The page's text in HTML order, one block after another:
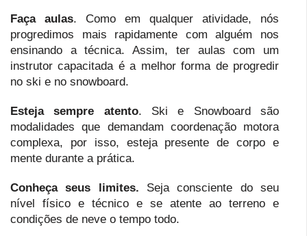
Faça aulas. Como em qualquer atividade, nós
progredimos mais rapidamente com alguém nos
ensinando a técnica. Assim, ter aulas com um
instrutor capacitada é a melhor forma de progredir
no ski e no snowboard.
Esteja sempre atento. Ski e Snowboard são
modalidades que demandam coordenação motora
complexa, por isso, esteja presente de corpo e
mente durante a prática.
Conheça seus limites. Seja consciente do seu
nível físico e técnico e se atente ao terreno e
condições de neve o tempo todo.